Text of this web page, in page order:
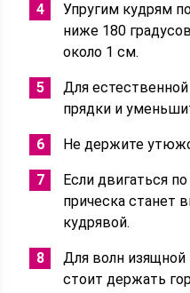
Упругим кудрям
ниже 180
около 1 см.
Для
прядки и
Не держите
Если двигаться
прическа станет
кудрявой.
Для волн
стоит держать